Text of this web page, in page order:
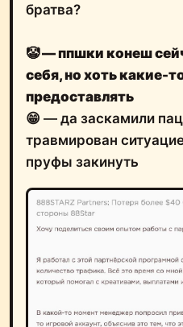
братва?
🤡— ппшки конеш
себя, но хоть какие-
предоставлять
😁 — да заскамили
травмирован
пруфы закинуть